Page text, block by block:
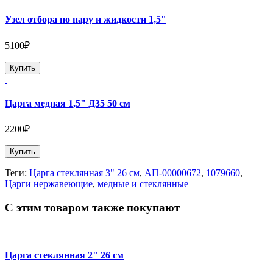
Узел отбора по пару и жидкости 1,5"
5100₽
Купить
Царга медная 1,5" Д35 50 см
2200₽
Купить
Теги: Царга стеклянная 3" 26 см, АП-00000672, 1079660,
Царги нержавеющие, медные и стеклянные
С этим товаром также покупают
Царга стеклянная 2" 26 см